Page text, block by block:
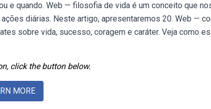
e quando. Web — filosofia de vida é um conceito que
diárias. Neste artigo, apresentaremos 20. Web —
sobre vida, sucesso, coragem e caráter. Veja como
click the button below.
MORE